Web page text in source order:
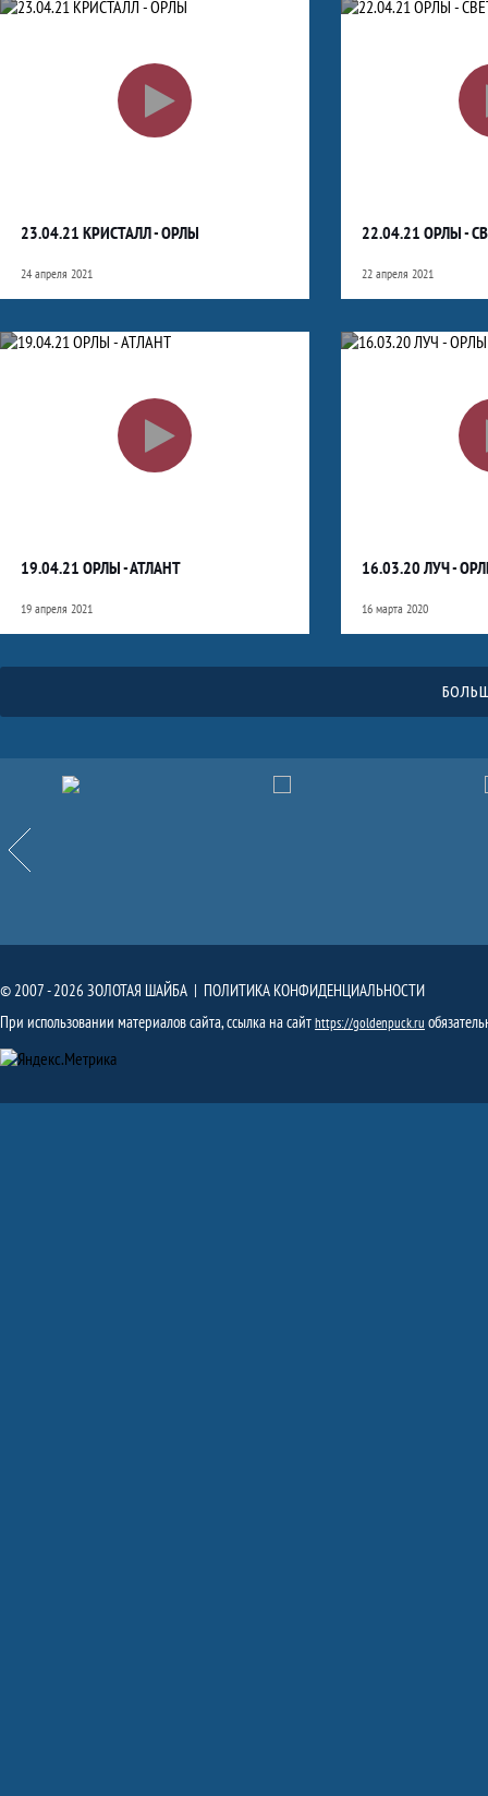
23.04.21 КРИСТАЛЛ - ОРЛЫ
24 апреля 2021
22.04.21 ОРЛЫ -
22 апреля 2021
19.04.21 ОРЛЫ - АТЛАНТ
19 апреля 2021
16.03.20 ЛУЧ -
16 марта 2020
Назад
Партнёры
© 2007 - 2026 ЗОЛОТАЯ ШАЙБА | ПОЛИТИКА КОНФИДЕНЦИАЛЬНОСТИ
При использовании материалов сайта, ссылка на сайтhttps://goldenpuck.ru